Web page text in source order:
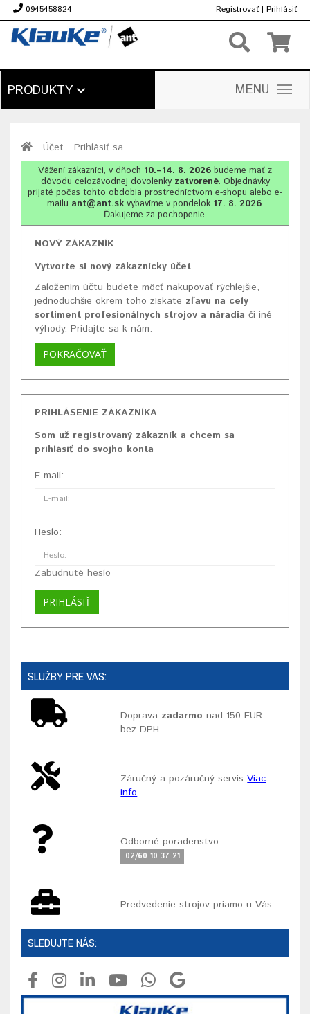
0945458824 Registrovať | Prihlásiť
PRODUKTY MENU
Účet Prihlásiť sa
Vážení zákazníci, v dňoch 10.–14. 8. 2026 budeme mať z
dôvodu celozávodnej dovolenkyzatvorené. Objednávky
prijaté počas tohto obdobia prostredníctvom e-shopu alebo e-
mailu ant@ant.skvybavíme v pondelok 17. 8. 2026.
Ďakujeme za pochopenie.
NOVÝ ZÁKAZNÍK
Vytvorte si nový zákaznícky účet
Založením účtu budete môcť nakupovať rýchlejšie,
jednoduchšie okrem toho získate zľavu na celý
sortiment profesionálnych strojov a náradia či iné
výhody. Pridajte sa k nám.
POKRAČOVAŤ
PRIHLÁSENIE ZÁKAZNÍKA
Som už registrovaný zákazník a chcem sa
prihlásiť do svojho konta
E-mail:
Heslo:
Zabudnuté heslo
SLUŽBY PRE VÁS:
Doprava zadarmo nad 150 EUR
bez DPH
Záručný a pozáručný servisViac
info
Odborné poradenstvo
02/60 10 37 21
Predvedenie strojov priamo u Vás
SLEDUJTE NÁS: